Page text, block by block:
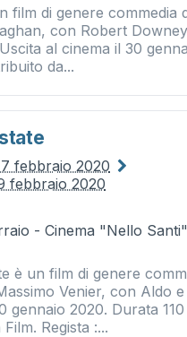
film di genere commedia
con Robert
al cinema il 30
da...
febbraio 2020
febbraio 2020
- Cinema "Nello
è un film di genere
Venier, con Aldo
gennaio 2020. Durata
Regista :...